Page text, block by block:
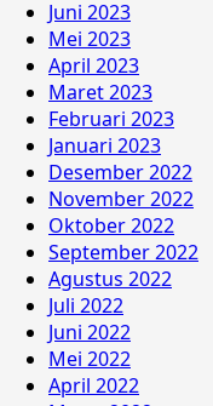
Juni 2023
Mei 2023
April 2023
Maret 2023
Februari 2023
Januari 2023
Desember 2022
November 2022
Oktober 2022
September 2022
Agustus 2022
Juli 2022
Juni 2022
Mei 2022
April 2022